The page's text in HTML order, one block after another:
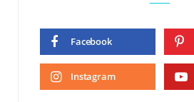
Facebook
Instagram